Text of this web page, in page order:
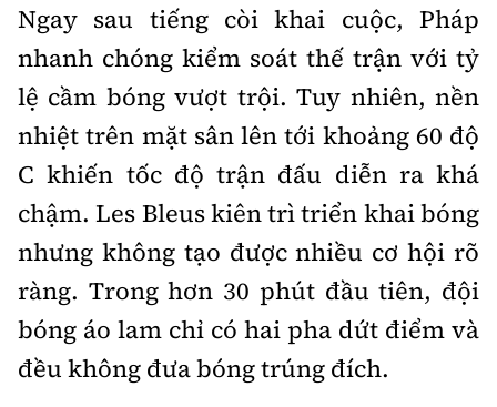
Giám định chất lượng
Quản lý đô thị
Hàng không
Đường sắt
Đăng kiểm
Đường sắt tốc độ cao
Đường thủy
Hàng hải
Đường sắt đô thị
Thị trường
Tài chính
Chứng khoán
Bảo hiểm
Doanh nghiệp
Pháp luật
An ninh hình sự
Điều tra
Pháp đình
Hỏi - Đáp
An toàn giao thông
Giao thông 24h
ATGT địa phương
Văn hóa giao thông
Lái xe an toàn
Chung tay vì ATGT
Chất lượng sống
Giáo dục
Y tế
Đời sống
Lao động - Công đoàn
Văn hóa - Giải Trí
Văn hóa
Showbiz
Điện ảnh
Thể thao
Bóng đá
Công nghệ
Ngay sau tiếng còi khai cuộc, Pháp
nhanh chóng kiểm soát thế trận với tỷ
lệ cầm bóng vượt trội. Tuy nhiên, nền
nhiệt trên mặt sân lên tới khoảng 60 độ
C khiến tốc độ trận đấu diễn ra khá
chậm. Les Bleus kiên trì triển khai bóng
nhưng không tạo được nhiều cơ hội rõ
ràng. Trong hơn 30 phút đầu tiên, đội
bóng áo lam chỉ có hai pha dứt điểm và
đều không đưa bóng trúng đích.